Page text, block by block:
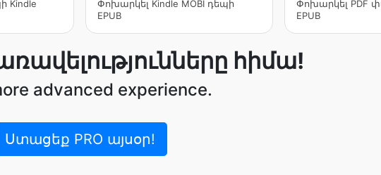
Kindle
Փոխարկել Kindle MOBI դեպի
EPUB
Փոխարկել PDF
EPUB
հիմա!
advanced experience.
Ստացեք PRO այսօր!